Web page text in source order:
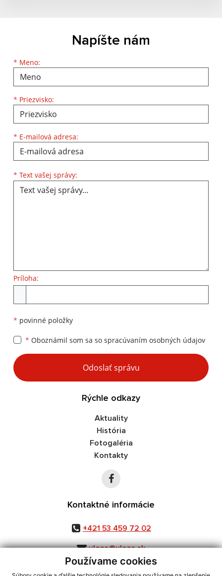
Používame cookies
Napíšte nám
* Meno:
Meno
* Priezvisko:
Priezvisko
* E-mailová adresa:
E-mailová adresa
* Text vašej správy:
Príloha:
* povinné položky
* Oboznámil som sa so spracúvaním osobných údajov
Google reCaptcha Response
Odoslať správu
Rýchle odkazy
Aktuality
História
Fotogaléria
Kontakty
Kontaktné informácie
+421 53 459 72 02
uloza@uloza.sk